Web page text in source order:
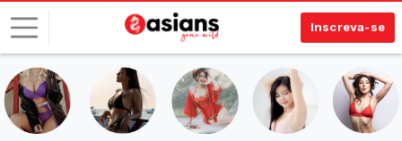
Inscreva-se
E
n
t